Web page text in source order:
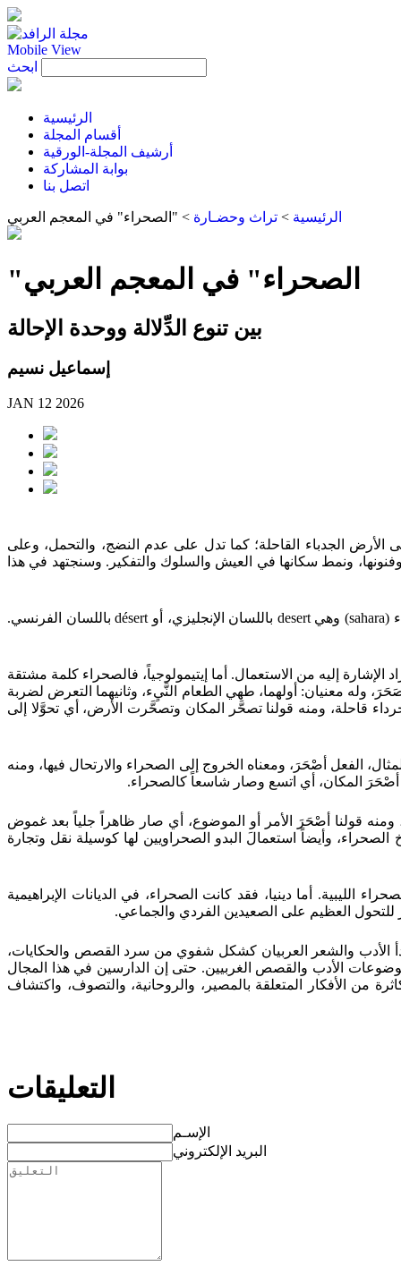
Mobile View
ابحث
الرئيسية
أقسام المجلة
أرشيف المجلة-الورقية
بوابة المشاركة
اتصل بنا
الرئيسية > تراث وحضـارة > "الصحراء" في المعجم العربي
"الصحراء" في المعجم العربي
بين تنوع الدِّلالة ووحدة الإحالة
إسماعيل نسيم
JAN 12 2026
الأرض الجدباء القاحلة؛ كما تدل على عدم النضج، والتحمل، وعلى
ونمط سكانها في العيش والسلوك والتفكير. وسنجتهد في هذا
(sahara)وهيdesert باللسان الإنجليزي، أو désertباللسان الفرنسي.
إليه من الاستعمال. أما إيتيمولوجياً، فالصحراء كلمة مشتقة
وله معنيان: أولهما، طهي الطعام النَّيِء، وثانيهما التعرض لضربة
قاحلة، ومنه قولنا تصحَّر المكان وتصحَّرت الأرض، أي تحوَّلا إلى
الفعل أصْحَرَ، ومعناه الخروج إلى الصحراء والارتحال فيها، ومنه
أصْحَرَ المكان، أي اتسع وصار شاسعاً كالصحراء.
ومنه قولنا أصْحَرَ الأمر أو الموضوع، أي صار ظاهراً جلياً بعد غموض
وأيضاً استعمالَ البدو الصحراويين لها كوسيلة نقل وتجارة
الليبية. أما دينيا، فقد كانت الصحراء، في الديانات الإبراهيمية
للتحول العظيم على الصعيدين الفردي والجماعي.
بدأ الأدب والشعر العربيان كشكل شفوي من سرد القصص والحكايات،
الأدب والقصص الغربيين. حتى إن الدارسين في هذا المجال
من الأفكار المتعلقة بالمصير، والروحانية، والتصوف، واكتشاف
التعليقات
الإسـم
البريد الإلكتروني